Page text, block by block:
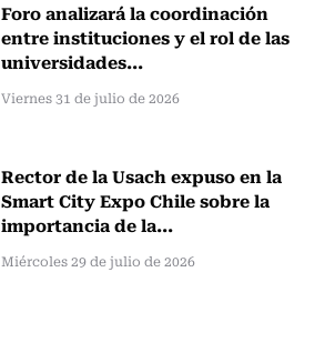
Foro analizará la coordinación
entre instituciones y el rol de las
universidades...
Viernes 31 de julio de 2026
Rector de la Usach expuso en la
Smart City Expo Chile sobre la
importancia de la...
Miércoles 29 de julio de 2026